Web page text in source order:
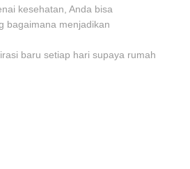
kesehatan, Anda bisa
bagaimana menjadikan
baru setiap hari supaya rumah